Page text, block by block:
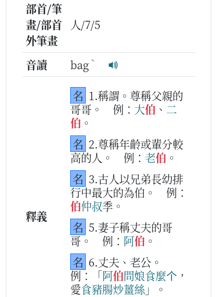
部首/筆
畫/部首
外筆畫
人/7/5
音讀 bag ˋ
釋義
名 1.稱謂。尊稱父親的
哥哥。
例： 大伯 、 二
伯 。
名 2.尊稱年齡或輩分較
高的人。
例： 老伯 。
名 3.古人以兄弟長幼排
行中最大的為伯。
例：
伯仲叔季。
名 5.妻子稱丈夫的哥
哥。
例： 阿伯 。
名 6.丈夫、老公。
例：「阿伯問娘食麼个 ，
愛食豬腸炒薑絲」。